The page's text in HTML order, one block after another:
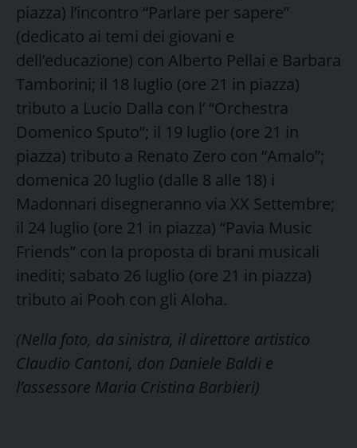
piazza) l’incontro “Parlare per sapere”
(dedicato ai temi dei giovani e
dell’educazione) con Alberto Pellai e Barbara
Tamborini; il 18 luglio (ore 21 in piazza)
tributo a Lucio Dalla con l’ “Orchestra
Domenico Sputo”; il 19 luglio (ore 21 in
piazza) tributo a Renato Zero con “Amalo”;
domenica 20 luglio (dalle 8 alle 18) i
Madonnari disegneranno via XX Settembre;
il 24 luglio (ore 21 in piazza) “Pavia Music
Friends” con la proposta di brani musicali
inediti; sabato 26 luglio (ore 21 in piazza)
tributo ai Pooh con gli Aloha.
(Nella foto, da sinistra, il direttore artistico
Claudio Cantoni, don Daniele Baldi e
l’assessore Maria Cristina Barbieri)